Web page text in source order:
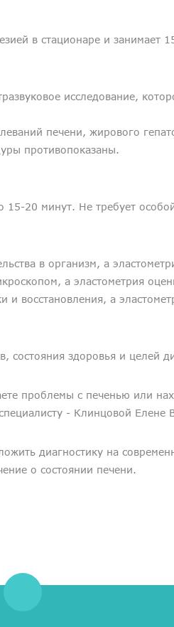
в стационаре и
исследование,
печени, жирового
противопоказаны.
15-20 минут. Не требует
в организм, а
а эластометрия
и восстановления, а
состояния здоровья и целей
проблемы с печенью или
- Клинцовой
диагностику на
о состоянии печени.